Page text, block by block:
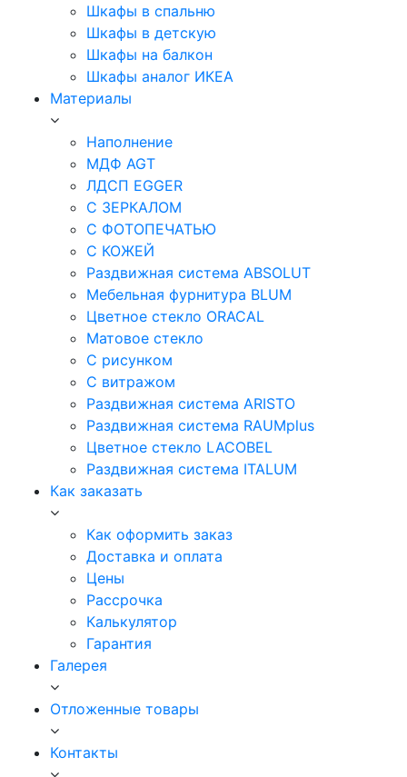
Шкафы в спальню
Шкафы в детскую
Шкафы на балкон
Шкафы аналог ИКЕА
Материалы
Наполнение
МДФ AGT
ЛДСП EGGER
С ЗЕРКАЛОМ
С ФОТОПЕЧАТЬЮ
С КОЖЕЙ
Раздвижная система ABSOLUT
Мебельная фурнитура BLUM
Цветное стекло ORACAL
Матовое стекло
C рисунком
C витражом
Раздвижная система ARISTO
Раздвижная система RAUMplus
Цветное стекло LACOBEL
Раздвижная система ITALUM
Как заказать
Как оформить заказ
Доставка и оплата
Цены
Рассрочка
Калькулятор
Гарантия
Галерея
Отложенные товары
Контакты